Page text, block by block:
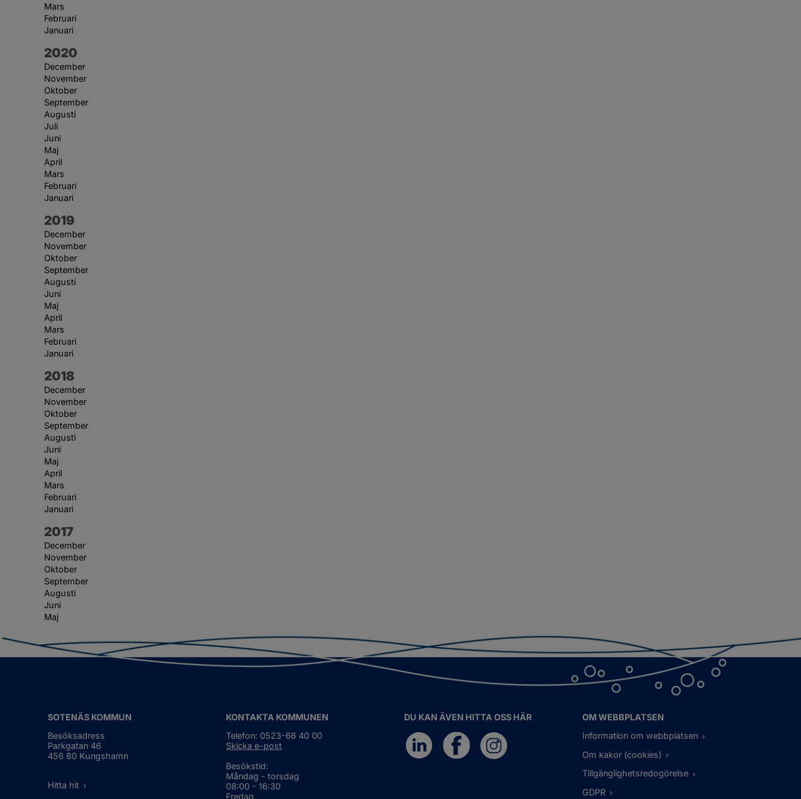
Mars
Februari
Januari
År:
2020
December
November
Oktober
September
Augusti
Juli
Juni
Maj
April
Mars
Februari
Januari
År:
2019
December
November
Oktober
September
Augusti
Juni
Maj
April
Mars
Februari
Januari
År:
2018
December
November
Oktober
September
Augusti
Juni
Maj
April
Mars
Februari
Januari
År:
2017
December
November
Oktober
September
Augusti
Juni
Maj
SOTENÄS KOMMUN
Besöksadress
Parkgatan 46
456 80 Kungshamn
Hitta hit
KONTAKTA KOMMUNEN
Telefon: 0523-66 40 00
Skicka e-post
Besökstid:
Måndag - torsdag
08:00 - 16:30
Fredag
DU KAN ÄVEN HITTA OSS HÄR
OM WEBBPLATSEN
Information om webbplatsen
Om kakor (cookies)
Tillgänglighetsredogörelse
GDPR